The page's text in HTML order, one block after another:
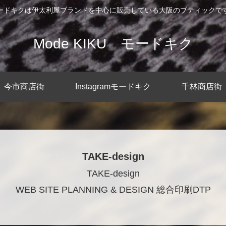
ドキクは伊太利屋ブランドを中心に販売している大阪のブティックで
Mode KIKU モードキク
今市商店街 Instagramモードキク 千林商店街
TAKE-design
TAKE-design
WEB SITE PLANNING & DESIGN 総合印刷DTP